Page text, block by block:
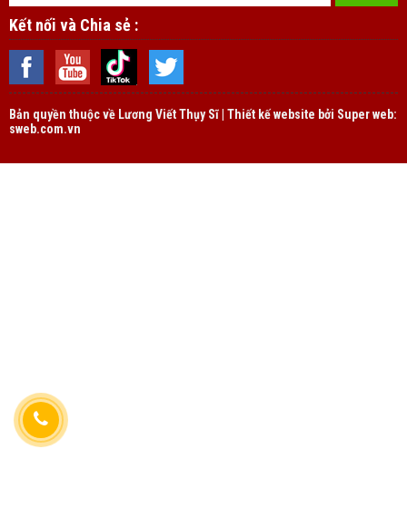
Kết nối và Chia sẻ :
Bản quyền thuộc về Lương Viết Thụy Sĩ | Thiết kế website bởi Super web:
sweb.com.vn